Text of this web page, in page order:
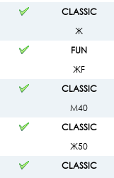
CLASSIC
Ж
FUN
ЖF
CLASSIC
М40
CLASSIC
Ж50
CLASSIC